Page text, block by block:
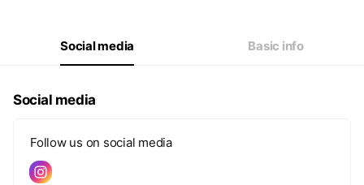
10:00 - 18:00
木・日・祝日は定休日
Social media Basic info
Social media
Follow us on social media